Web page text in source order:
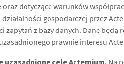
dotyczące warunków
gospodarczej przez
zapytań z bazy danych. Dane
prawnie interesu
uzasadnione cele Actemium. Na